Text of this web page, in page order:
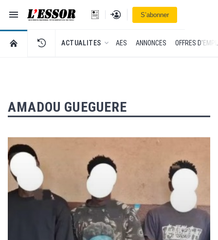
Navigation
L'Essor - retour à la une
Se connecterS’abonner
RETOUR À LA PAGE D’ACCUEIL DE L'ESSOR
ACTUALITES AES ANNONCES OFFRES
AMADOU GUEGUERE